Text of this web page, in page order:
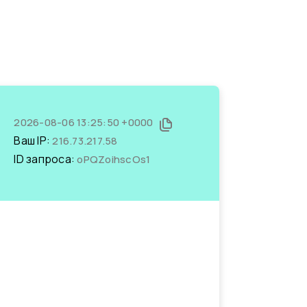
2026-08-06 13:25:50 +0000
Ваш IP:216.73.217.58
ID запроса:oPQZoihscOs1